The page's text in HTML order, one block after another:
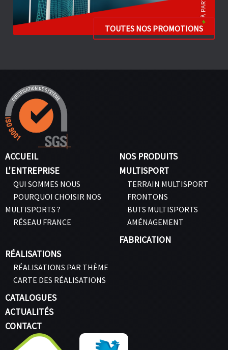
TOUTES NOS PROMOTIONS
ACCUEIL
L'ENTREPRISE
QUI SOMMES NOUS
POURQUOI CHOISIR NOS
MULTISPORTS ?
RÉSEAU FRANCE
NOS PRODUITS
MULTISPORT
TERRAIN MULTISPORT
FRONTONS
BUTS MULTISPORTS
AMÉNAGEMENT
FABRICATION
RÉALISATIONS
RÉALISATIONS PAR THÈME
CARTE DES RÉALISATIONS
CATALOGUES
ACTUALITÉS
CONTACT